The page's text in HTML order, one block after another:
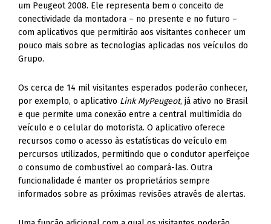
um Peugeot 2008. Ele representa bem o conceito de
conectividade da montadora – no presente e no futuro –
com aplicativos que permitirão aos visitantes conhecer um
pouco mais sobre as tecnologias aplicadas nos veículos do
Grupo.
Os cerca de 14 mil visitantes esperados poderão conhecer,
por exemplo, o aplicativo Link MyPeugeot, já ativo no Brasil
e que permite uma conexão entre a central multimídia do
veículo e o celular do motorista. O aplicativo oferece
recursos como o acesso às estatísticas do veículo em
percursos utilizados, permitindo que o condutor aperfeiçoe
o consumo de combustível ao compará-las. Outra
funcionalidade é manter os proprietários sempre
informados sobre as próximas revisões através de alertas.